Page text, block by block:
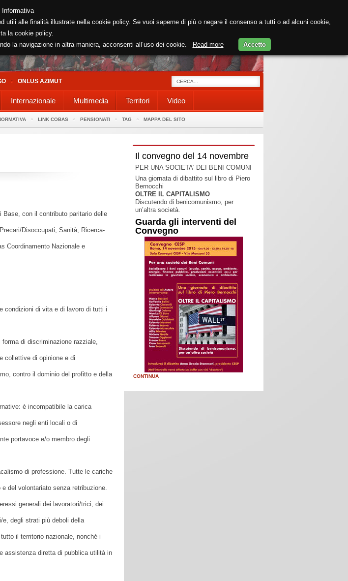
ONLUS AZIMUT
Internazionale Multimedia Territori Video
LINK COBAS PENSIONATI TAG MAPPA DEL SITO
Base, con il contributo paritario delle
Disoccupati, Sanità, Ricerca-
Coordinamento Nazionale e
condizioni di vita e di lavoro di tutti i
di discriminazione razziale,
collettive di opinione e di
contro il dominio del profitto e della
è incompatibile la carica
negli enti locali o di
portavoce e/o membro degli
di professione. Tutte le cariche
del volontariato senza retribuzione.
generali dei lavoratori/trici, dei
degli strati più deboli della
il territorio nazionale, nonché i
assistenza diretta di pubblica utilità in
Il convegno del 14 novembre
PER UNA SOCIETA' DEI BENI COMUNI
Una giornata di dibattito sul libro di Piero
Bernocchi
OLTRE IL CAPITALISMO
Discutendo di benicomunismo, per
un’altra società.
Guarda gli interventi del
Convegno
CONTINUA
Informativa
alle finalità illustrate nella cookie policy. Se vuoi saperne di più o negare il consenso a tutti o ad alcuni cookie,
la cookie policy.
la navigazione in altra maniera, acconsenti all’uso dei cookie.
Read more Accetto